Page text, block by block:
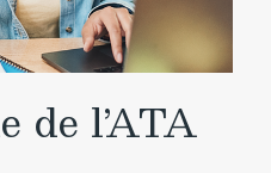
de l’ATA